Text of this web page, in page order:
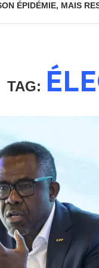
ÉPIDÉMIE, MAIS
TAG: